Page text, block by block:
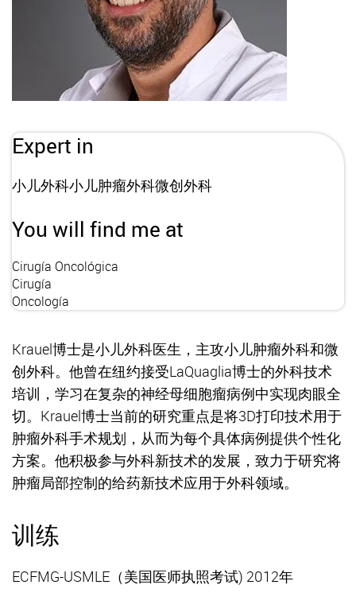
Expert in
小儿外科小儿肿瘤外科微创外科
You will find me at
Cirugía Oncológica
Cirugía
Oncología
Krauel博士是小儿外科医生，主攻小儿肿瘤外科和微
创外科。他曾在纽约接受LaQuaglia博士的外科技术
培训，学习在复杂的神经母细胞瘤病例中实现肉眼全
切。Krauel博士当前的研究重点是将3D打印技术用于
肿瘤外科手术规划，从而为每个具体病例提供个性化
方案。他积极参与外科新技术的发展，致力于研究将
肿瘤局部控制的给药新技术应用于外科领域。
训练
ECFMG-USMLE（美国医师执照考试) 2012年